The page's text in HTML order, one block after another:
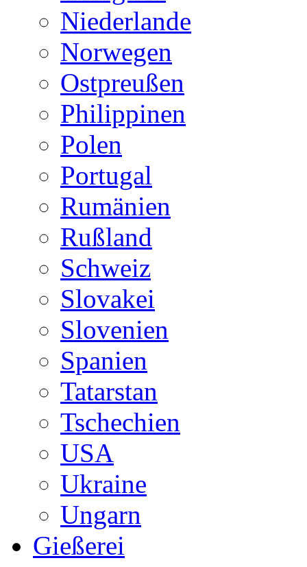
Niederlande
Norwegen
Ostpreußen
Philippinen
Polen
Portugal
Rumänien
Rußland
Schweiz
Slovakei
Slovenien
Spanien
Tatarstan
Tschechien
USA
Ukraine
Ungarn
Gießerei